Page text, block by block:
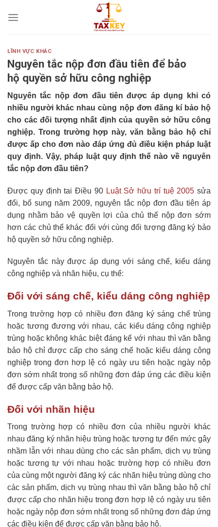
LĨNH VỰC KHÁC
Nguyên tắc nộp đơn đầu tiên để bảo
hộ quyền sở hữu công nghiệp
Nguyên tắc nộp đơn đầu tiên được áp dụng khi có
nhiều người khác nhau cùng nộp đơn đăng kí bảo hộ
cho các đối tượng nhất định của quyền sở hữu công
nghiệp. Trong trường hợp này, văn bằng bảo hộ chỉ
được ấp cho đơn nào đáp ứng đủ điều kiện pháp luật
quy định. Vậy, pháp luật quy định thế nào về nguyên
tắc nộp đơn đầu tiên?
Được quy định tai Điều 90 Luật Sở hữu trí tuệ 2005 sửa
đổi, bổ sung năm 2009, nguyên tắc nộp đơn đầu tiên áp
dụng nhằm bảo vệ quyền lợi của chủ thể nộp đơn sớm
hơn các chủ thể khác đối với cùng đối tượng đăng ký bảo
hộ quyền sở hữu công nghiệp.
Nguyên tắc này được áp dụng với sáng chế, kiểu dáng
công nghiệp và nhãn hiệu, cụ thể:
Đối với sáng chế, kiểu dáng công nghiệp
Trong trường hợp có nhiều đơn đăng ký sáng chế trùng
hoặc tương đương với nhau, các kiểu dáng công nghiệp
trùng hoặc không khác biệt đáng kể với nhau thì văn bằng
bảo hộ chỉ được cấp cho sáng chế hoặc kiểu dáng công
nghiệp trong đơn hợp lệ có ngày ưu tiên hoặc ngày nộp
đơn sớm nhất trong số những đơn đáp ứng các điều kiện
để được cấp văn bằng bảo hộ.
Đối với nhãn hiệu
Trong trường hợp có nhiều đơn của nhiều người khác
nhau đăng ký nhãn hiệu trùng hoặc tương tự đến mức gây
nhầm lẫn với nhau dùng cho các sản phẩm, dịch vụ trùng
hoặc tương tự với nhau hoặc trường hợp có nhiều đơn
của cùng một người đăng ký các nhãn hiệu trùng dùng cho
các sản phẩm, dịch vụ trùng nhau thì văn bằng bảo hộ chỉ
được cấp cho nhãn hiệu trong đơn hợp lệ có ngày ưu tiên
hoặc ngày nộp đơn sớm nhất trong số những đơn đáp ứng
các điều kiện để được cấp văn bằng bảo hộ.